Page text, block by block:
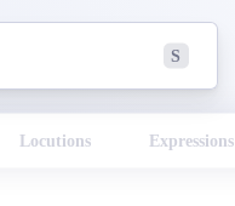
S
Locutions Expressions